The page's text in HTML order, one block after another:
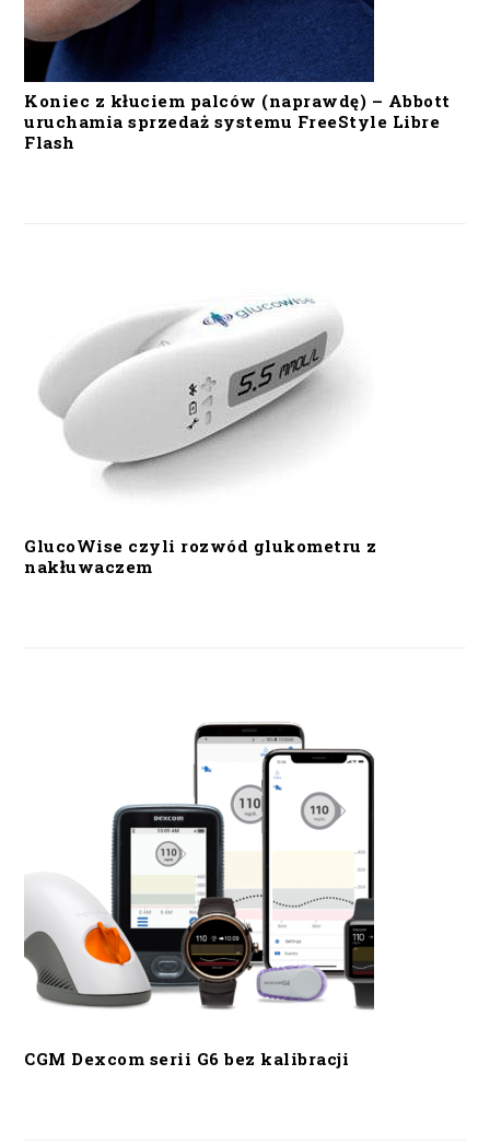
Koniec z kłuciem palców (naprawdę) – Abbott
uruchamia sprzedaż systemu FreeStyle Libre
Flash
GlucoWise czyli rozwód glukometru z
nakłuwaczem
CGM Dexcom serii G6 bez kalibracji